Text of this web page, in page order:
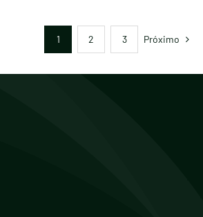
1 2 3 Próximo